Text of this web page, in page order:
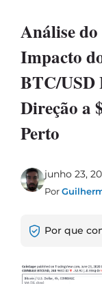
Análise
Impacto
BTC/USD
Direção a
Perto
junho 23,
Por
Por que